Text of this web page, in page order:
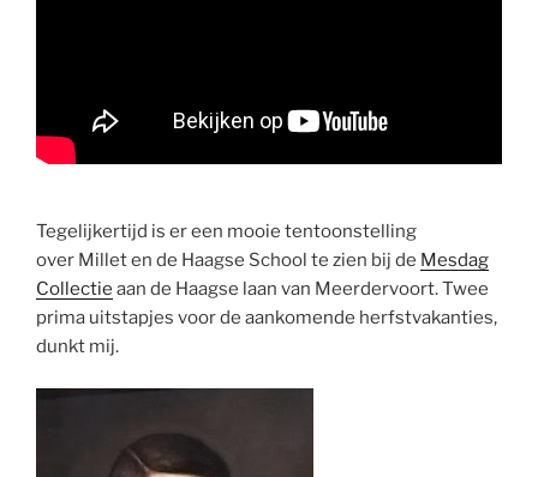
Tegelijkertijd is er een mooie tentoonstelling
over Millet en de Haagse School te zien bij de Mesdag
Collectie aan de Haagse laan van Meerdervoort. Twee
prima uitstapjes voor de aankomende herfstvakanties,
dunkt mij.